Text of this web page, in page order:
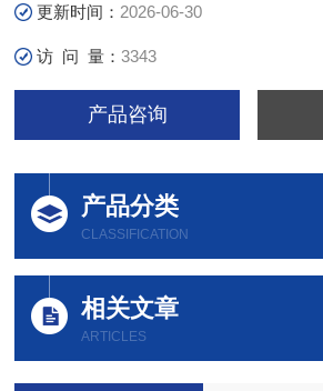
更新时间： 2026-06-30
访 问 量：3343
产品咨询
产品分类
CLASSIFICATION
相关文章
ARTICLES